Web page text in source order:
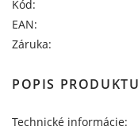
Kód:
EAN:
Záruka:
POPIS PRODUKTU
Technické informácie: